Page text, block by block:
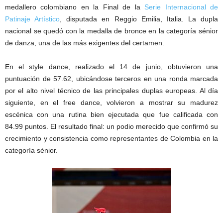
medallero colombiano en la Final de la Serie Internacional de
Patinaje Artístico, disputada en Reggio Emilia, Italia. La dupla
nacional se quedó con la medalla de bronce en la categoría sénior
de danza, una de las más exigentes del certamen.
En el style dance, realizado el 14 de junio, obtuvieron una
puntuación de 57.62, ubicándose terceros en una ronda marcada
por el alto nivel técnico de las principales duplas europeas. Al día
siguiente, en el free dance, volvieron a mostrar su madurez
escénica con una rutina bien ejecutada que fue calificada con
84.99 puntos. El resultado final: un podio merecido que confirmó su
crecimiento y consistencia como representantes de Colombia en la
categoría sénior.